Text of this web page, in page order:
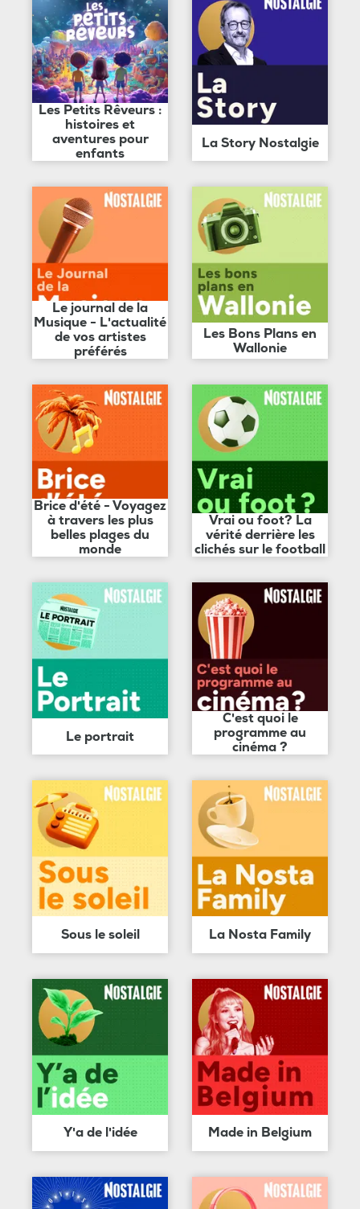
Les Petits Rêveurs :
histoires et
aventures pour
enfants
La Story Nostalgie
Le journal de la
Musique - L'actualité
de vos artistes
préférés
Les Bons Plans en
Wallonie
Brice d'été - Voyagez
à travers les plus
belles plages du
monde
Vrai ou foot? La
vérité derrière les
clichés sur le football
Le portrait
C'est quoi le
programme au
cinéma ?
Sous le soleil La Nosta Family
Y'a de l'idée Made in Belgium